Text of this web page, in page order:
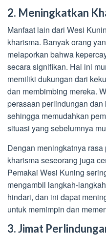
2. Meningkatkan
Manfaat lain dari Wesi
kharisma. Banyak orang
melaporkan bahwa
secara signifikan. Hal ini
memiliki dukungan dari
dan membimbing mereka.
perasaan perlindungan
sehingga memudahkan
situasi yang sebelumnya
Dengan meningkatnya
kharisma seseorang juga
Pemakai Wesi Kuning
mengambil langkah-
hindari, dan ini dapat
untuk memimpin dan
3. Jimat